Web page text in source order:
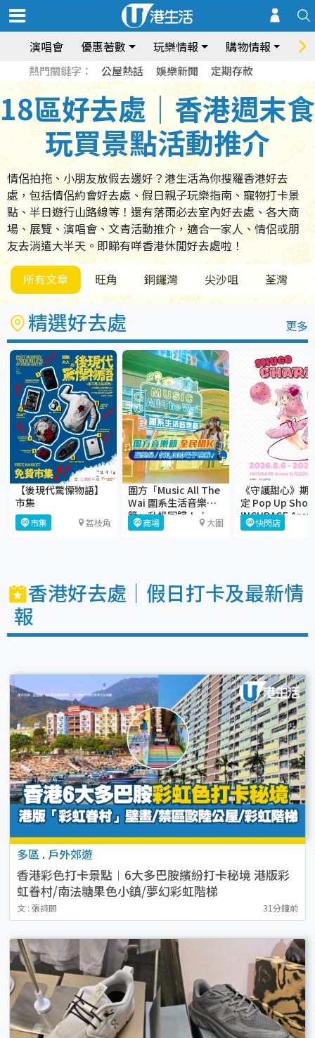
演唱會 優惠著數 玩樂情報 購物情報 飲
熱門關鍵字： 公屋熱話 娛樂新聞 定期存款
18區好去處｜香港週末食
玩買景點活動推介
情侶拍拖、小朋友放假去邊好？港生活為你搜羅香港好去
處，包括情侶約會好去處、假日親子玩樂指南、寵物打卡景
點、半日遊行山路線等！還有落雨必去室內好去處、各大商
場、展覽、演唱會、文青活動推介，適合一家人、情侶或朋
友去消遣大半天。即睇有咩香港休閒好去處啦！
所有文章
旺角 銅鑼灣 尖沙咀 荃灣
精選好去處 更多
【後現代驚慄物語】
市集
市集 荔枝角
圍方「Music All The
Wai 圍系生活音樂
節」升級回歸！🎶
商場 大圍
《守護甜心》期
定 Pop Up
INCUBASE
快閃店
香港好去處｜假日打卡及最新情
報
多區 . 戶外郊遊
香港彩色打卡景點︱6大多巴胺繽紛打卡秘境 港版彩
虹眷村/南法糖果色小鎮/夢幻彩虹階梯
文 : 張詩朗 31分鐘前